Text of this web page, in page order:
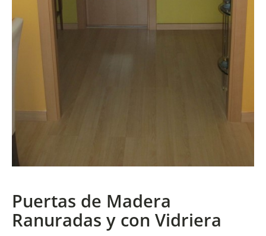
Puertas de Madera
Ranuradas y con Vidriera